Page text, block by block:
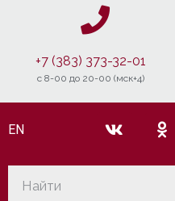
+7 (383) 373-32-01
c 8-00 до 20-00 (мск+4)
EN